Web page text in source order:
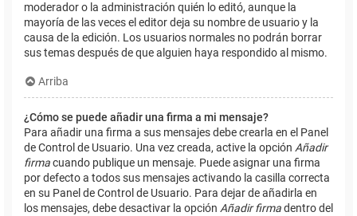
moderador o la administración quién lo editó, aunque la
mayoría de las veces el editor deja su nombre de usuario y la
causa de la edición. Los usuarios normales no podrán borrar
sus temas después de que alguien haya respondido al mismo.
Arriba
¿Cómo se puede añadir una firma a mi mensaje?
Para añadir una firma a sus mensajes debe crearla en el Panel
de Control de Usuario. Una vez creada, active la opción Añadir
firmacuando publique un mensaje. Puede asignar una firma
por defecto a todos sus mensajes activando la casilla correcta
en su Panel de Control de Usuario. Para dejar de añadirla en
los mensajes, debe desactivar la opción Añadir firmadentro del